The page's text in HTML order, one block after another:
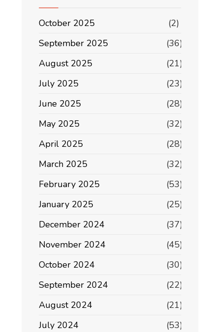
October 2025
(2)
September 2025
(36)
August 2025
(21)
July 2025
(23)
June 2025
(28)
May 2025
(32)
April 2025
(28)
March 2025
(32)
February 2025
(53)
January 2025
(25)
December 2024
(37)
November 2024
(45)
October 2024
(30)
September 2024
(22)
August 2024
(21)
July 2024
(53)